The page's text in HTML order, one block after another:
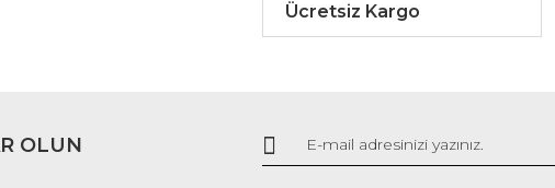
Gönder
Ücretsiz Kargo
OLUN